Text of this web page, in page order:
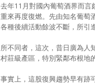
去年11月對國內葡萄酒界而言
重來再度復燃。先由知名葡萄
各種後續活動餘波不斷，所引
所不同者，這次，昔日廣為人
村莊級產區，特別緊鄰布根地
事實上，這股復興趨勢早有跡